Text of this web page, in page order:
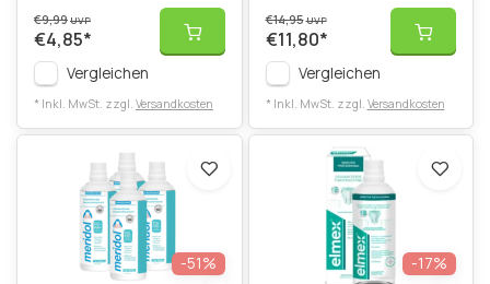
€9,99UVP
€4,85*
Vergleichen
* Inkl. MwSt. zzgl. Versandkosten
€14,95UVP
€11,80*
Vergleichen
* Inkl. MwSt. zzgl. Versandkosten
-51% -17%